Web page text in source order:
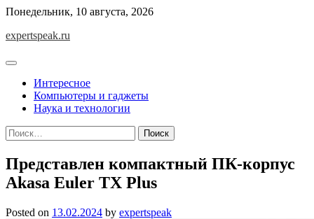
Skip
content
Понедельник, 10 августа, 2026
expertspeak.ru
Интересное
Компьютеры и гаджеты
Наука и технологии
Найти:
Представлен компактный ПК-корпус
Akasa Euler TX Plus
Posted on 13.02.2024 by expertspeak